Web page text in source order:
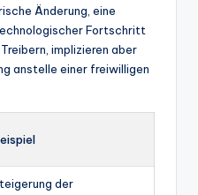
Änderung, eine
Fortschritt
implizieren aber
anstelle einer freiwilligen
der